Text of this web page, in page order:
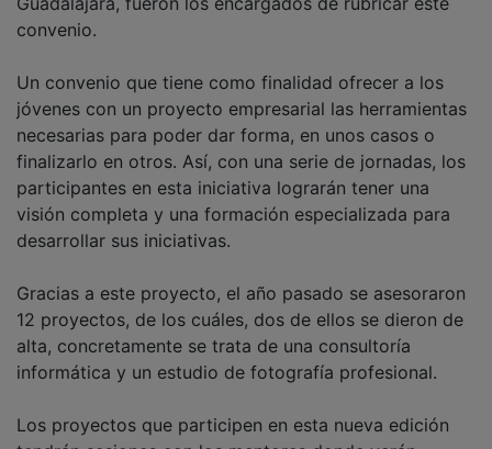
convenio.
jóvenes con un proyecto empresarial las herramientas
necesarias para poder dar forma, en unos casos o
finalizarlo en otros. Así, con una serie de jornadas, los
participantes en esta iniciativa lograrán tener una
visión completa y una formación especializada para
desarrollar sus iniciativas.
12 proyectos, de los cuáles, dos de ellos se dieron de
alta, concretamente se trata de una consultoría
informática y un estudio de fotografía profesional.
tendrán sesiones con los mentores donde verán